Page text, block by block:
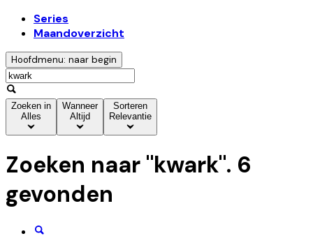
Series
Maandoverzicht
Hoofdmenu: naar begin
Zoeken in
Alles
Wanneer
Altijd
Sorteren
Relevantie
Zoeken naar "kwark". 6
gevonden